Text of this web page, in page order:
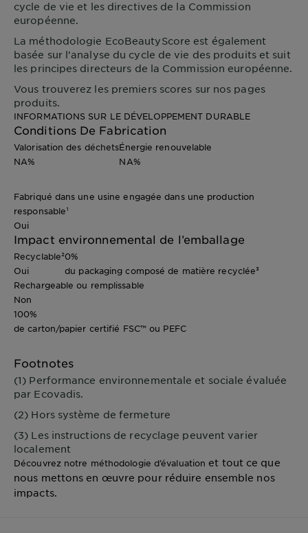
cycle de vie et les directives de la Commission
européenne.
La méthodologie EcoBeautyScore est également
basée sur l'analyse du cycle de vie des produits et suit
les principes directeurs de la Commission européenne.
Vous trouverez les premiers scores sur nos pages
produits.
INFORMATIONS SUR LE DÉVELOPPEMENT DURABLE
Conditions De Fabrication
Valorisation des déchets
NA%
Énergie renouvelable
NA%
Fabriqué dans une usine engagée dans une production
responsable¹
Oui
Impact environnemental de l’emballage
Recyclable²
Oui
0%
du packaging composé de matière recyclée³
Rechargeable ou remplissable
Non
100%
de carton/papier certifié FSC™ ou PEFC
Footnotes
(1) Performance environnementale et sociale évaluée
par Ecovadis.
(2) Hors système de fermeture
(3) Les instructions de recyclage peuvent varier
localement
Découvrez notre méthodologie d’évaluation et tout ce que
nous mettons en œuvre pour réduire ensemble nos
impacts.